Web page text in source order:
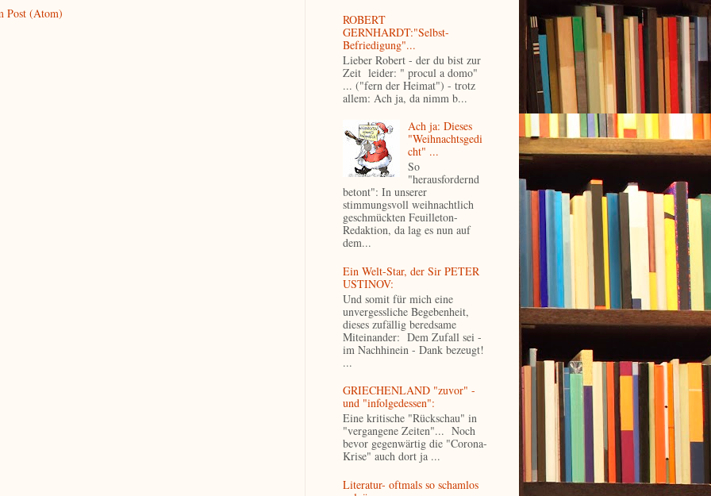
Post (Atom)
ROBERT
GERNHARDT:"Selbst-
Befriedigung"...
Lieber Robert - der du bist zur
Zeit leider: " procul a domo"
... ("fern der Heimat") - trotz
allem: Ach ja, da nimm b...
Ach ja: Dieses
"Weihnachtsgedi
cht" ...
So
"herausfordernd
betont": In unserer
stimmungsvoll weihnachtlich
geschmückten Feuilleton-
Redaktion, da lag es nun auf
dem...
Ein Welt-Star, der Sir PETER
USTINOV:
Und somit für mich eine
unvergessliche Begebenheit,
dieses zufällig beredsame
Miteinander: Dem Zufall sei -
im Nachhinein - Dank bezeugt!
...
GRIECHENLAND "zuvor" -
und "infolgedessen":
Eine kritische "Rückschau" in
"vergangene Zeiten"... Noch
bevor gegenwärtig die "Corona-
Krise" auch dort ja ...
Literatur- oftmals so schamlos